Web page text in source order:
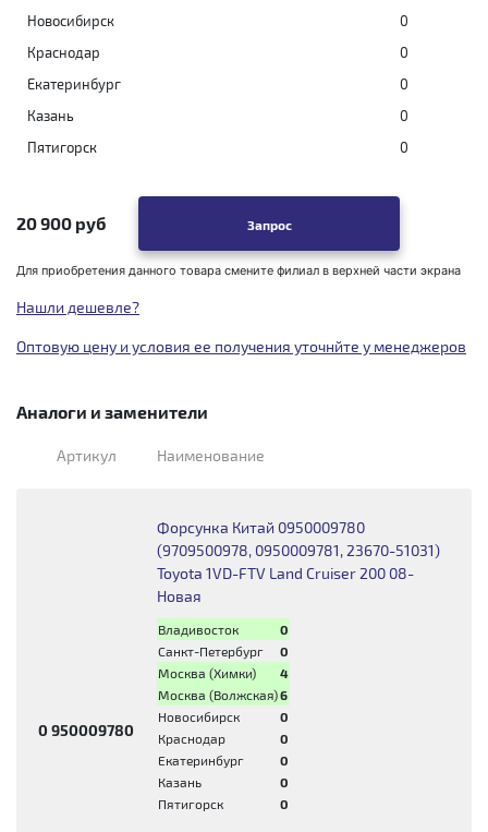
Новосибирск
0
Краснодар
0
Екатеринбург
0
Казань
0
Пятигорск
0
20 900 руб Запрос
Для приобретения данного товара смените филиал в верхней части экрана
Нашли дешевле?
Оптовую цену и условия ее получения уточнйте у менеджеров
Аналоги и заменители
Артикул Наименование
0 950009780
Форсунка Китай 0950009780
(9709500978, 0950009781, 23670-51031)
Toyota 1VD-FTV Land Cruiser 200 08-
Новая
Владивосток
0
Санкт-Петербург
0
Москва (Химки)
4
Москва (Волжская)6
Новосибирск
0
Краснодар
0
Екатеринбург
0
Казань
0
Пятигорск
0